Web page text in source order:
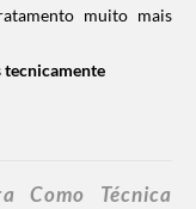
muito mais
tecnicamente
Como Técnica